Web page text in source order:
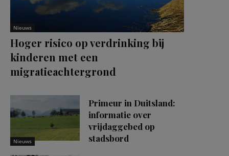
Nieuws
Hoger risico op verdrinking bij
kinderen met een
migratieachtergrond
Nieuws
Primeur in Duitsland:
informatie over
vrijdaggebed op
stadsbord